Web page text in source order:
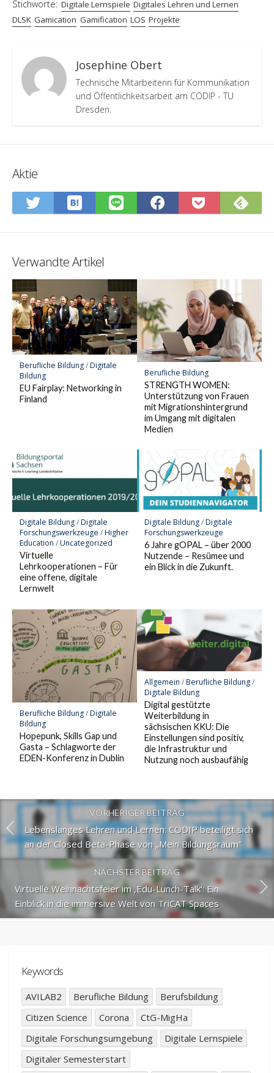
Stichworte: Digitale Lernspiele Digitales Lehren und Lernen
DLSK Gamication Gamification LOS Projekte
Josephine Obert
Technische Mitarbeiterin für Kommunikation
und Öffentlichkeitsarbeit am CODIP - TU
Dresden.
Aktie
Auf
Twitter
In
Hatena-
Auf
LINE
Auf
Facebook
In
Pocket
Sie
Verwandte Artikel
Berufliche Bildung/Digitale
Bildung
EU Fairplay: Networking in
Finland
Berufliche Bildung
STRENGTH WOMEN:
Unterstützung von Frauen
mit Migrationshintergrund
im Umgang mit digitalen
Medien
Digitale Bildung/Digitale
Forschungswerkzeuge /Higher
Education /Uncategorized
Virtuelle
Lehrkooperationen – Für
eine offene, digitale
Lernwelt
Digitale Bildung/Digitale
Forschungswerkzeuge
6 Jahre gOPAL – über 2000
Nutzende – Resümee und
ein Blick in die Zukunft.
Berufliche Bildung/Digitale
Bildung
Hopepunk, Skills Gap und
Gasta – Schlagworte der
EDEN-Konferenz in Dublin
Allgemein /Berufliche Bildung/
Digitale Bildung
Digital gestützte
Weiterbildung in
sächsischen KKU: Die
Einstellungen sind positiv,
die Infrastruktur und
Nutzung noch ausbaufähig
VORHERIGER BEITRAG
Lebenslanges Lehren und Lernen: CODIP beteiligt sich
an der Closed Beta-Phase von „Mein Bildungsraum“
NÄCHSTER BEITRAG
Virtuelle Weihnachtsfeier im ‚Edu-Lunch-Talk‘: Ein
Einblick in die immersive Welt von TriCAT Spaces
Keywords
AVILAB2 Berufliche Bildung
Berufsbildung
Citizen Science
Corona
CtG-MigHa
Digitale Forschungsumgebung
Digitale Lernspiele
Digitaler Semesterstart